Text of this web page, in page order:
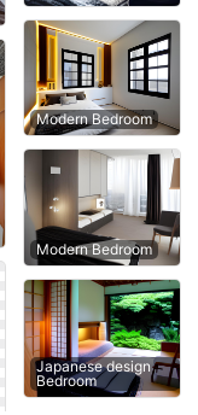
Modern Bedroom
Modern Bedroom
Japanese design
Bedroom